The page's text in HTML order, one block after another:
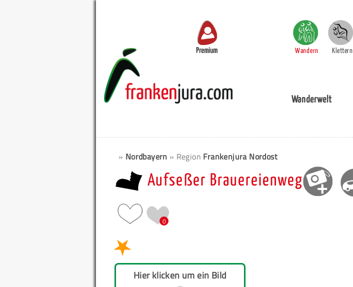
Premium Wandern Klettern
Wanderwelt
» Nordbayern » Region Frankenjura Nordost
Aufseßer Brauereienweg
0
Hier klicken um ein Bild